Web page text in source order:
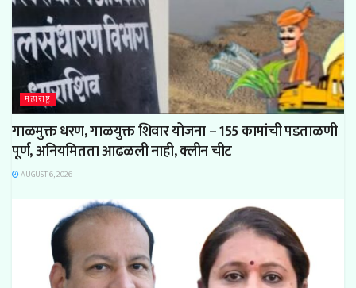
महाराष्ट्र
गाळमुक्त धरण, गाळयुक्त शिवार योजना – 155 कामांची पडताळणी
पूर्ण, अनियमितता आढळली नाही, क्लीन चीट
AUGUST 6, 2026